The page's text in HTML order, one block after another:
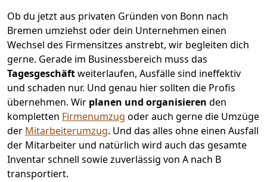
Ob du jetzt aus privaten Gründen von Bonn nach
Bremen umziehst oder dein Unternehmen einen
Wechsel des Firmensitzes anstrebt, wir begleiten dich
gerne. Gerade im Businessbereich muss das
Tagesgeschäftweiterlaufen, Ausfälle sind ineffektiv
und schaden nur. Und genau hier sollten die Profis
übernehmen. Wir planen und organisieren den
kompletten Firmenumzug oder auch gerne die Umzüge
der Mitarbeiterumzug. Und das alles ohne einen Ausfall
der Mitarbeiter und natürlich wird auch das gesamte
Inventar schnell sowie zuverlässig von A nach B
transportiert.